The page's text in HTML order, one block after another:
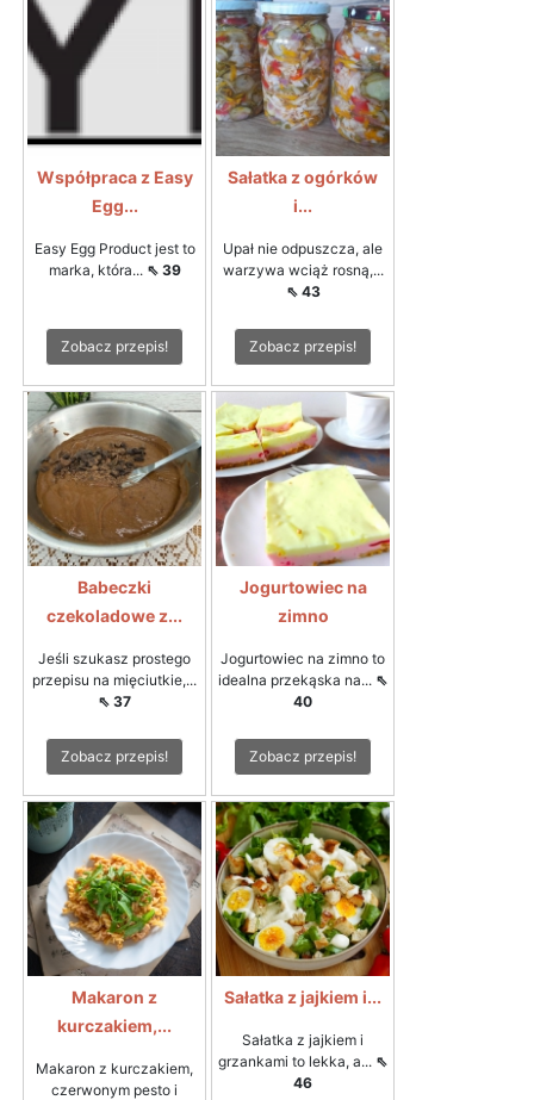
Współpraca z Easy
Egg...
Easy Egg Product jest to
marka, która... ⇖ 39
Zobacz przepis!
Sałatka z ogórków
i...
Upał nie odpuszcza, ale
warzywa wciąż rosną,...
⇖ 43
Zobacz przepis!
Babeczki
czekoladowe z...
Jeśli szukasz prostego
przepisu na mięciutkie,...
⇖ 37
Zobacz przepis!
Jogurtowiec na
zimno
Jogurtowiec na zimno to
idealna przekąska na... ⇖
40
Zobacz przepis!
Makaron z
kurczakiem,...
Makaron z kurczakiem,
czerwonym pesto i
Sałatka z jajkiem i...
Sałatka z jajkiem i
grzankami to lekka, a... ⇖
46